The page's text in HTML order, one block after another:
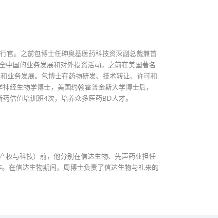
官。之前包博士任珅奥基医药科技资深副总裁兼首
中国的业务发展和对外投资活动。之前在美国著名
业务发展。包博士在药物研发、技术转让、许可和
经生物学博士，美国约翰霍普金斯大学博士后，
估值培训班4次，培养众多医药BD人才。
权与科技）前，他分别在信达生物、先声药业担任
在信达生物期间，周博士负责了信达生物与礼来的